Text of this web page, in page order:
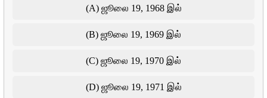
(A) ஜூலை 19, 1968 இல்
(B) ஜூலை 19, 1969 இல்
(C) ஜூலை 19, 1970 இல்
(D) ஜூலை 19, 1971 இல்